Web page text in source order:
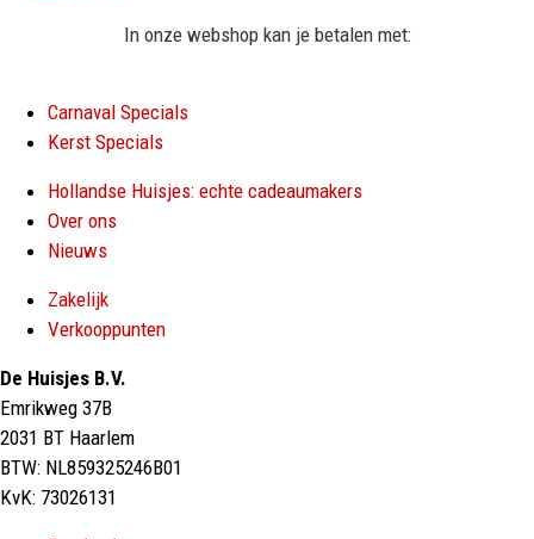
In onze webshop kan je betalen met:
Carnaval Specials
Kerst Specials
Hollandse Huisjes: echte cadeaumakers
Over ons
Nieuws
Zakelijk
Verkooppunten
De Huisjes B.V.
Emrikweg 37B
2031 BT Haarlem
BTW: NL859325246B01
KvK: 73026131